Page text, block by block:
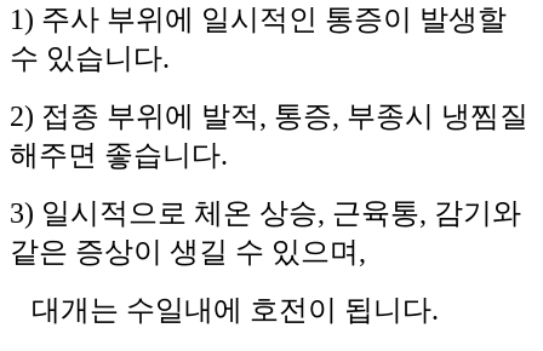
1) 주사 부위에 일시적인 통증이 발생할
수 있습니다.
2) 접종 부위에 발적, 통증, 부종시 냉찜질
해주면 좋습니다.
3) 일시적으로 체온 상승, 근육통, 감기와
같은 증상이 생길 수 있으며,
대개는 수일내에 호전이 됩니다.